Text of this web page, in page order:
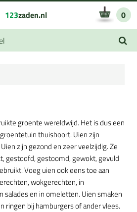
123zaden.nl 0
groente wereldwijd. Het is dus een
thuishoort. Uien zijn
zijn gezond en zeer veelzijdig. Ze
gestoofd, gestoomd, gewokt, gevuld
Voeg uien ook eens toe aan
wokgerechten, in
salades en in omeletten. Uien smaken
ringen bij hamburgers of ander vlees.